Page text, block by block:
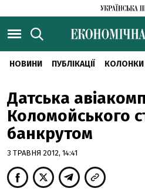
НОВИНИ ПУБЛІКАЦІЇ КОЛОНКИ
Датська
Коломойського
банкрутом
3 ТРАВНЯ 2012, 14:41